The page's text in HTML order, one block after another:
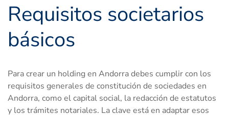
Requisitos societarios
básicos
Para crear un holding en Andorra debes cumplir con los
requisitos generales de constitución de sociedades en
Andorra, como el capital social, la redacción de estatutos
y los trámites notariales. La clave está en adaptar esos